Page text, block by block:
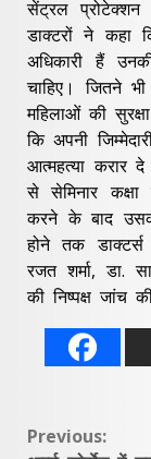
सेंट्रल प्रोटेक्शन
डाक्टरों ने कहा
अधिकारी हैं
चाहिए। जितने
महिलाओं की
कि अपनी
आत्महत्या करार
से सेमिनार
करने के बाद
होने तक डाक्टर्स
रजत शर्मा, डा.
की निष्पक्ष जांच
Previous: